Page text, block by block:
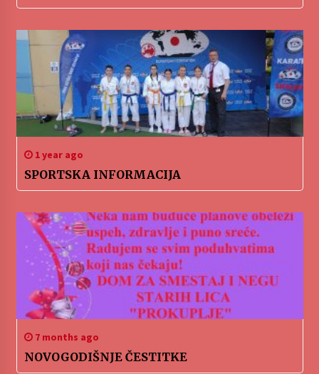
1 year ago
SPORTSKA INFORMACIJA
7 months ago
NOVOGODIŠNJE ČESTITKE